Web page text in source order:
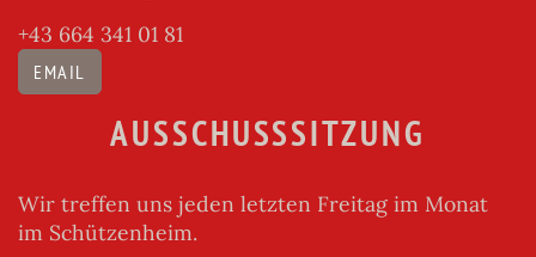
+43 664 341 01 81
EMAIL
AUSSCHUSSSITZUNG
Wir treffen uns jeden letzten Freitag im Monat
im Schützenheim.